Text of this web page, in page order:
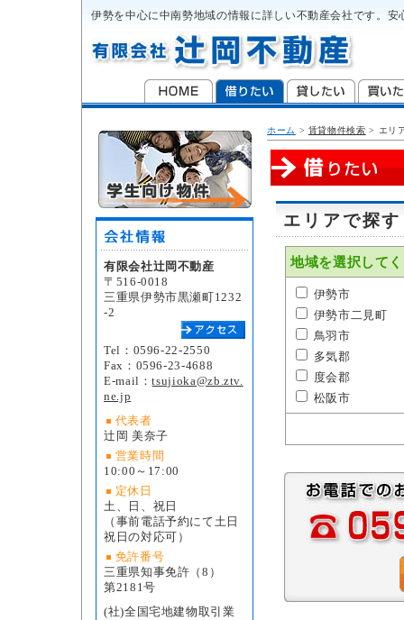
伊勢を中心に中南勢地域の情報に詳しい不動産会社です。安
有限会社辻岡不動産
〒516-0018
三重県伊勢市黒瀬町1232
-2
Tel：0596-22-2550
Fax：0596-23-4688
E-mail：tsujioka@zb.ztv.
ne.jp
代表者
辻岡 美奈子
営業時間
10:00～17:00
定休日
土、日、祝日
（事前電話予約にて土日
祝日の対応可）
免許番号
三重県知事免許（8）
第2181号
(社)全国宅地建物取引業
ホーム > 賃貸物件検索 > エリ
エリアで探す
地域を選択して
伊勢市
伊勢市二見町
鳥羽市
多気郡
度会郡
松阪市